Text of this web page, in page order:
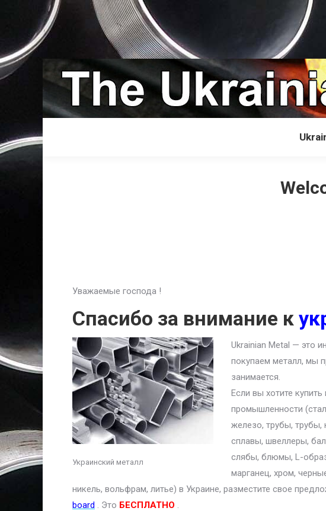
Уважаемые господа !
Спасибо за внимание к
Украинский металл
Ukrainian Metal — это
покупаем металл, мы
занимается.
Если вы хотите
промышленности
железо, трубы, трубы,
сплавы, швеллеры,
слябы, блюмы, L-
марганец, хром,
никель, вольфрам, литье) в Украине, разместите свое
board . Это БЕСПЛАТНО .